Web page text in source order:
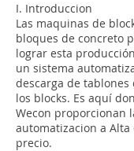
I. Introduccion
Las maquinas de
bloques de concreto
lograr esta
un sistema
descarga de tablones
los blocks. Es aquí
Wecon proporcionan
automatizacion a
precio.